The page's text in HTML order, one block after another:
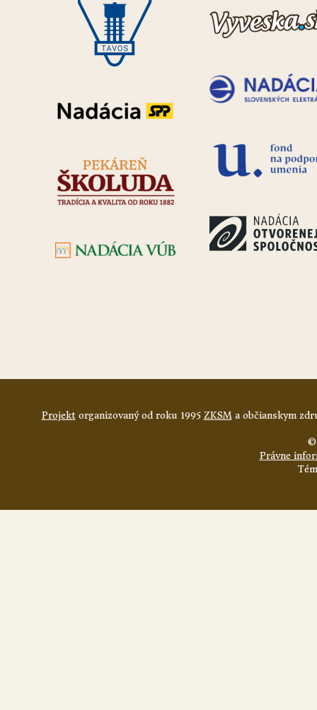
Projektorganizovaný od roku 1995 ZKSMa občianskym
©
Právne